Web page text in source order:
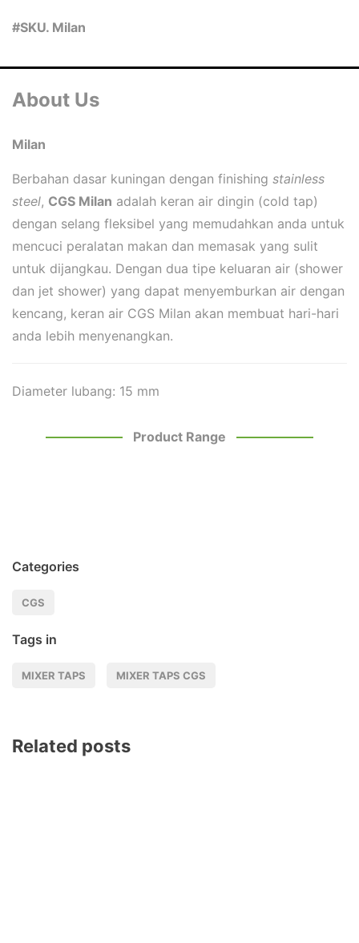
#SKU. Milan
About Us
Milan
Berbahan dasar kuningan dengan finishing stainless
steel, CGS Milan adalah keran air dingin (cold tap)
dengan selang fleksibel yang memudahkan anda untuk
mencuci peralatan makan dan memasak yang sulit
untuk dijangkau. Dengan dua tipe keluaran air (shower
dan jet shower) yang dapat menyemburkan air dengan
kencang, keran air CGS Milan akan membuat hari-hari
anda lebih menyenangkan.
Diameter lubang: 15 mm
Product Range
Categories
CGS
Tags in
MIXER TAPS MIXER TAPS CGS
Related posts